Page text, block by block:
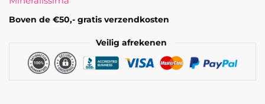
Denim
aantal
Boven de €50,- gratis verzendkosten
Veilig afrekenen